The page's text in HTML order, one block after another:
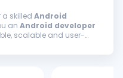
a skilled Android
an Android developer
scalable and user-